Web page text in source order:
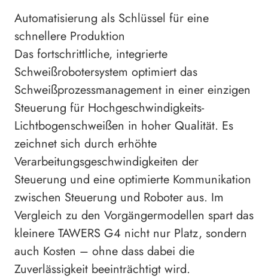
Automatisierung als Schlüssel für eine
schnellere Produktion
Das fortschrittliche, integrierte
Schweißrobotersystem optimiert das
Schweißprozessmanagement in einer einzigen
Steuerung für Hochgeschwindigkeits-
Lichtbogenschweißen in hoher Qualität. Es
zeichnet sich durch erhöhte
Verarbeitungsgeschwindigkeiten der
Steuerung und eine optimierte Kommunikation
zwischen Steuerung und Roboter aus. Im
Vergleich zu den Vorgängermodellen spart das
kleinere TAWERS G4 nicht nur Platz, sondern
auch Kosten – ohne dass dabei die
Zuverlässigkeit beeinträchtigt wird.